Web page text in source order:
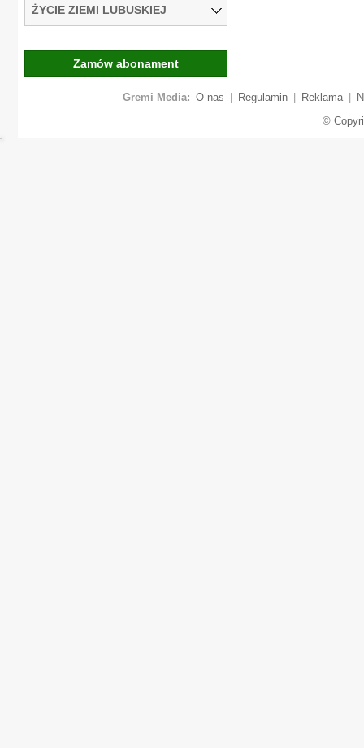
ŻYCIE ZIEMI LUBUSKIEJ
Zamów abonament
Gremi Media: O nas Regulamin Reklama
©